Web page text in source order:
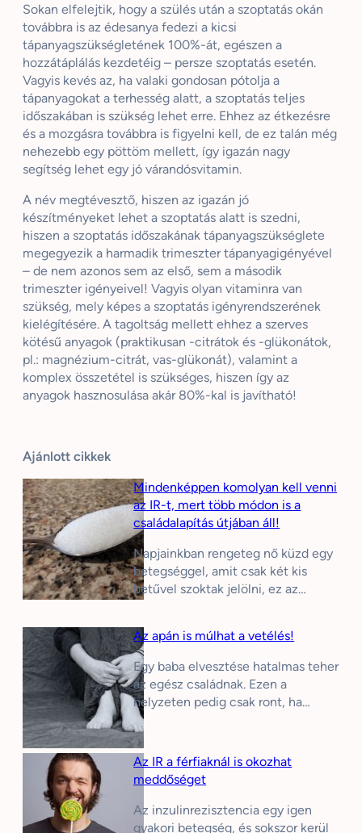
Sokan elfelejtik, hogy a szülés után a szoptatás okán
továbbra is az édesanya fedezi a kicsi
tápanyagszükségletének 100%-át, egészen a
hozzátáplálás kezdetéig – persze szoptatás esetén.
Vagyis kevés az, ha valaki gondosan pótolja a
tápanyagokat a terhesség alatt, a szoptatás teljes
időszakában is szükség lehet erre. Ehhez az étkezésre
és a mozgásra továbbra is figyelni kell, de ez talán még
nehezebb egy pöttöm mellett, így igazán nagy
segítség lehet egy jó várandósvitamin.
A név megtévesztő, hiszen az igazán jó
készítményeket lehet a szoptatás alatt is szedni,
hiszen a szoptatás időszakának tápanyagszükséglete
megegyezik a harmadik trimeszter tápanyagigényével
– de nem azonos sem az első, sem a második
trimeszter igényeivel! Vagyis olyan vitaminra van
szükség, mely képes a szoptatás igényrendszerének
kielégítésére. A tagoltság mellett ehhez a szerves
kötésű anyagok (praktikusan -citrátok és -glükonátok,
pl.: magnézium-citrát, vas-glükonát), valamint a
komplex összetétel is szükséges, hiszen így az
anyagok hasznosulása akár 80%-kal is javítható!
Ajánlott cikkek
Mindenképpen komolyan kell venni
az IR-t, mert több módon is a
családalapítás útjában áll!
Napjainkban rengeteg nő küzd egy
betegséggel, amit csak két kis
betűvel szoktak jelölni, ez az…
Az apán is múlhat a vetélés!
Egy baba elvesztése hatalmas teher
az egész családnak. Ezen a
helyzeten pedig csak ront, ha…
Az IR a férfiaknál is okozhat
meddőséget
Az inzulinrezisztencia egy igen
gyakori betegség, és sokszor kerül